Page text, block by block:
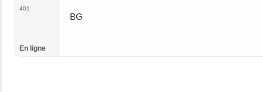
401
BG
En ligne